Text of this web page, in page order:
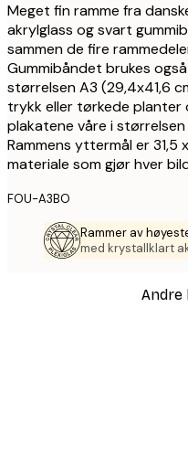
Meget fin ramme fra
akrylglass og svart
sammen de fire
Gummibåndet brukes
størrelsen A3 (29,4x41,6
trykk eller tørkede planter
plakatene våre i
Rammens yttermål er 31,5
materiale som gjør hver
FOU-A3BO
Rammer av
med krystallklart
Andre